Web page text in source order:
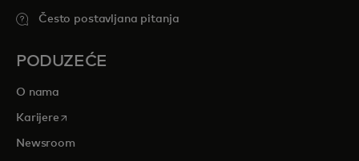
Često postavljana pitanja
PODUZEĆE
O nama
Karijereopens in a new tab
Newsroom